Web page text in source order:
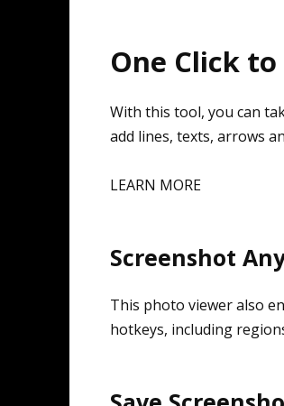
One Click
With this tool, you can
add lines, texts, arrows
LEARN MORE
Screenshot
This photo viewer also
hotkeys, including